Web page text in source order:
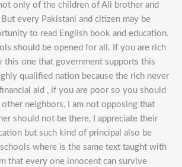
only of the children of Ali brother and
every Pakistani and citizen may be
to read English book and education.
should be opened for all. If you are rich
this one that government supports this
qualified nation because the rich never
aid , if you are poor so you should
neighbors, I am not opposing that
should not be there, I appreciate their
but such kind of principal also be
where is the same text taught with
that every one innocent can survive